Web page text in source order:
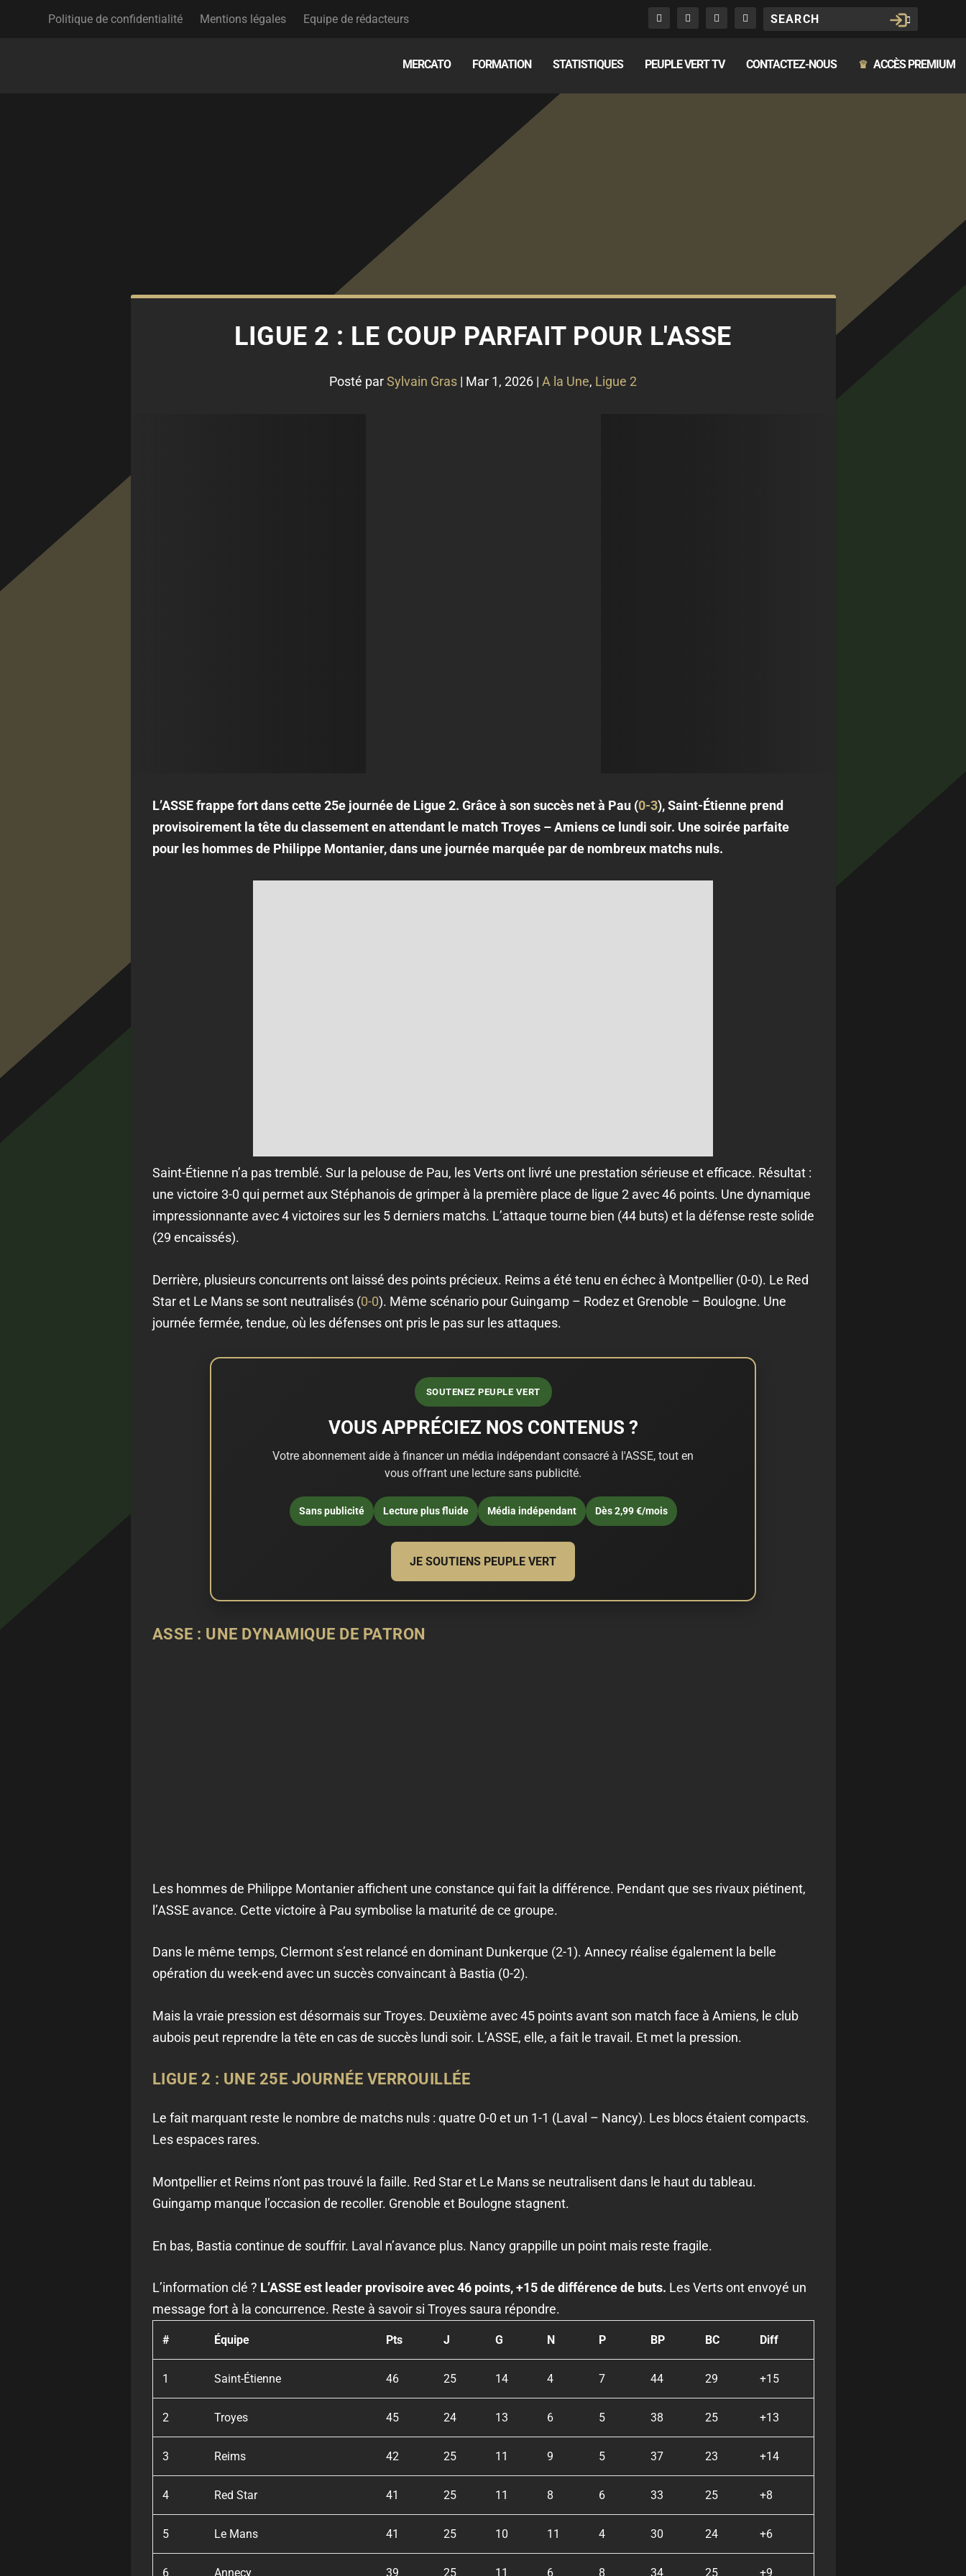
Politique de confidentialité Mentions légales Equipe de rédacteurs
MERCATO FORMATION STATISTIQUES PEUPLE VERT TV CONTACTEZ-NOUS ♛ ACCÈS PREMIUM
LIGUE 2 : LE COUP PARFAIT POUR L'ASSE
Posté parSylvain Gras | Mar 1, 2026 | A la Une, Ligue 2
L’ASSE frappe fort dans cette 25e journée de Ligue 2. Grâce à son succès net à Pau (0-3), Saint-Étienne prend
provisoirement la tête du classement en attendant le match Troyes – Amiens ce lundi soir. Une soirée parfaite
pour les hommes de Philippe Montanier, dans une journée marquée par de nombreux matchs nuls.
Saint-Étienne n’a pas tremblé. Sur la pelouse de Pau, les Verts ont livré une prestation sérieuse et efficace. Résultat :
une victoire 3-0 qui permet aux Stéphanois de grimper à la première place de ligue 2 avec 46 points. Une dynamique
impressionnante avec 4 victoires sur les 5 derniers matchs. L’attaque tourne bien (44 buts) et la défense reste solide
(29 encaissés).
Derrière, plusieurs concurrents ont laissé des points précieux. Reims a été tenu en échec à Montpellier (0-0). Le Red
Star et Le Mans se sont neutralisés (0-0). Même scénario pour Guingamp – Rodez et Grenoble – Boulogne. Une
journée fermée, tendue, où les défenses ont pris le pas sur les attaques.
SOUTENEZ PEUPLE VERT
VOUS APPRÉCIEZ NOS CONTENUS ?
Votre abonnement aide à financer un média indépendant consacré à l'ASSE, tout en
vous offrant une lecture sans publicité.
Sans publicité Lecture plus fluide Média indépendant Dès 2,99 €/mois
JE SOUTIENS PEUPLE VERT
ASSE : UNE DYNAMIQUE DE PATRON
Les hommes de Philippe Montanier affichent une constance qui fait la différence. Pendant que ses rivaux piétinent,
l’ASSE avance. Cette victoire à Pau symbolise la maturité de ce groupe.
Dans le même temps, Clermont s’est relancé en dominant Dunkerque (2-1). Annecy réalise également la belle
opération du week-end avec un succès convaincant à Bastia (0-2).
Mais la vraie pression est désormais sur Troyes. Deuxième avec 45 points avant son match face à Amiens, le club
aubois peut reprendre la tête en cas de succès lundi soir. L’ASSE, elle, a fait le travail. Et met la pression.
LIGUE 2 : UNE 25E JOURNÉE VERROUILLÉE
Le fait marquant reste le nombre de matchs nuls : quatre 0-0 et un 1-1 (Laval – Nancy). Les blocs étaient compacts.
Les espaces rares.
Montpellier et Reims n’ont pas trouvé la faille. Red Star et Le Mans se neutralisent dans le haut du tableau.
Guingamp manque l’occasion de recoller. Grenoble et Boulogne stagnent.
En bas, Bastia continue de souffrir. Laval n’avance plus. Nancy grappille un point mais reste fragile.
L’information clé ? L’ASSE est leader provisoire avec 46 points, +15 de différence de buts. Les Verts ont envoyé un
message fort à la concurrence. Reste à savoir si Troyes saura répondre.
# Équipe Pts J G N P BP BC Diff
1 Saint-Étienne 46 25 14 4 7 44 29 +15
2 Troyes 45 24 13 6 5 38 25 +13
3 Reims 42 25 11 9 5 37 23 +14
4 Red Star 41 25 11 8 6 33 25 +8
5 Le Mans 41 25 10 11 4 30 24 +6
6 Annecy 39 25 11 6 8 34 25 +9